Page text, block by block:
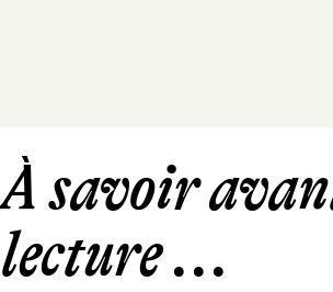
À savoir
lecture ...